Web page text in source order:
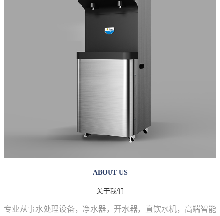
ABOUT US
关于我们
专业从事水处理设备，净水器，开水器，直饮水机，高端智能